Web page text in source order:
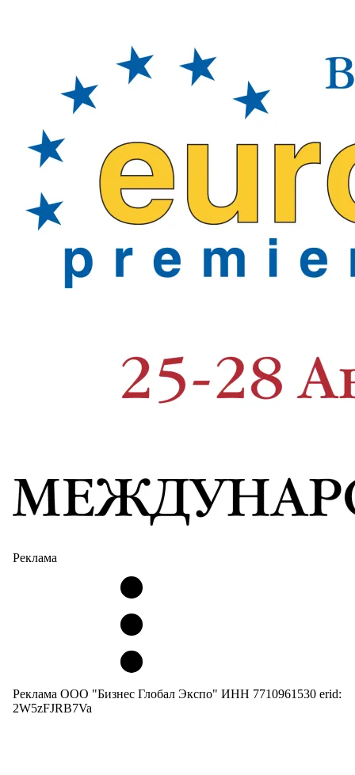
Реклама
Реклама ООО "Бизнес Глобал Экспо" ИНН 7710961530 erid:
2W5zFJRB7Va